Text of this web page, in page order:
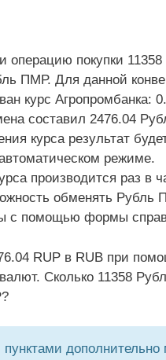
операцию покупки
ПМР. Для данной
курс Агропромбанка:
составил 2476.04
курса результат
режиме.
производится раз в
обменять Рубль
с помощью формы
RUP в RUB при
Сколько 11358
дополнительно